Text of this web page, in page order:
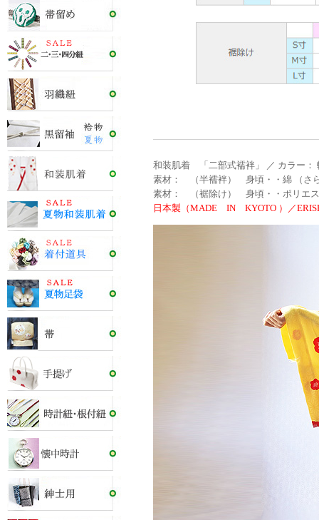
和装肌着 「二部式襦袢」 ／ カラー：
素材： （半襦袢） 身頃・・綿 （さ
素材： （裾除け） 身頃・・ポリエス
日本製（MADE IN KYOTO ）／